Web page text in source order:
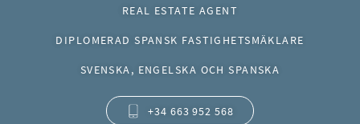
REAL ESTATE AGENT
DIPLOMERAD SPANSK FASTIGHETSMÄKLARE
SVENSKA, ENGELSKA OCH SPANSKA
+34 663 952 568